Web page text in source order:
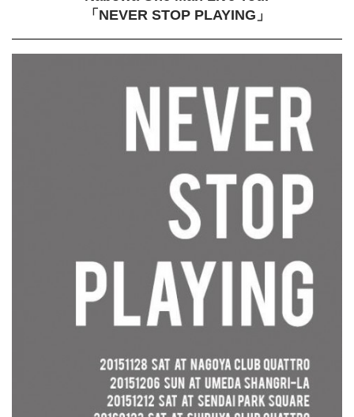
「NEVER STOP PLAYING」